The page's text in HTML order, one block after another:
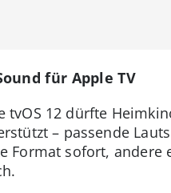
für Apple TV
tvOS 12 dürfte
– passende
Format sofort, andere